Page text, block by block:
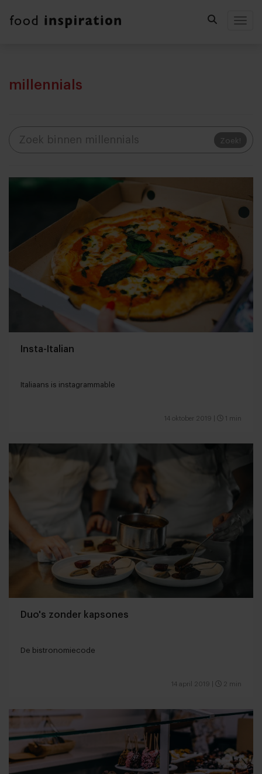
millennials
Zoek!
Insta-Italian
Italiaans is instagrammable
14 oktober 2019 1 min
Duo's zonder kapsones
De bistronomiecode
14 april 2019 2 min